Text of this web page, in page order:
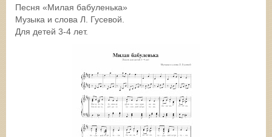
Песня «Милая бабуленька»
Музыка и слова Л. Гусевой.
Для детей 3-4 лет.